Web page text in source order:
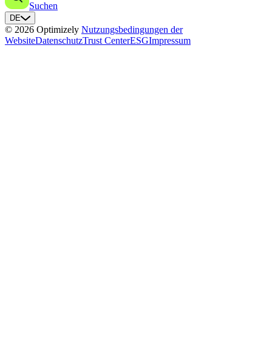
Suchen
DE
© 2026 Optimizely Nutzungsbedingungen der
WebsiteDatenschutzTrust CenterESGImpressum